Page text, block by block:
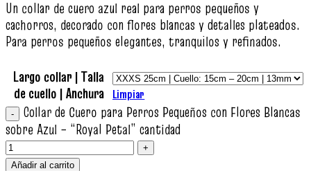
Un collar de cuero azul real para perros pequeños y
cachorros, decorado con flores blancas y detalles plateados.
Para perros pequeños elegantes, tranquilos y refinados.
Largo collar | Talla
de cuello | Anchura Limpiar
Collar de Cuero para Perros Pequeños con Flores Blancas
sobre Azul – “Royal Petal” cantidad
Añadir al carrito